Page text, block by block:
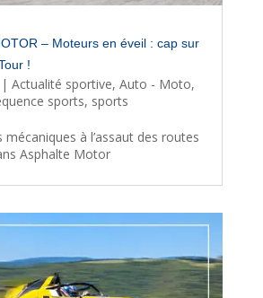
– Moteurs en éveil : cap sur
!
| Actualité sportive, Auto - Moto,
sports, sports
mécaniques à l’assaut des routes
Asphalte Motor